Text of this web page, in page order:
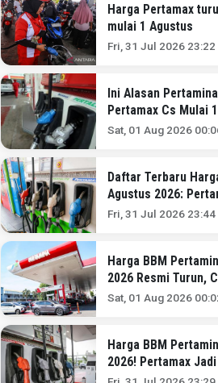
Harga Pertamax
mulai 1 Agustus
Fri, 31 Jul 2026 23:22
Ini Alasan
Pertamax Cs Mulai
Sat, 01 Aug 2026
Daftar Terbaru
Agustus 2026:
Fri, 31 Jul 2026 23:44
Harga BBM
2026 Resmi Turun,
Pertalite
Sat, 01 Aug 2026
Harga BBM
2026! Pertamax